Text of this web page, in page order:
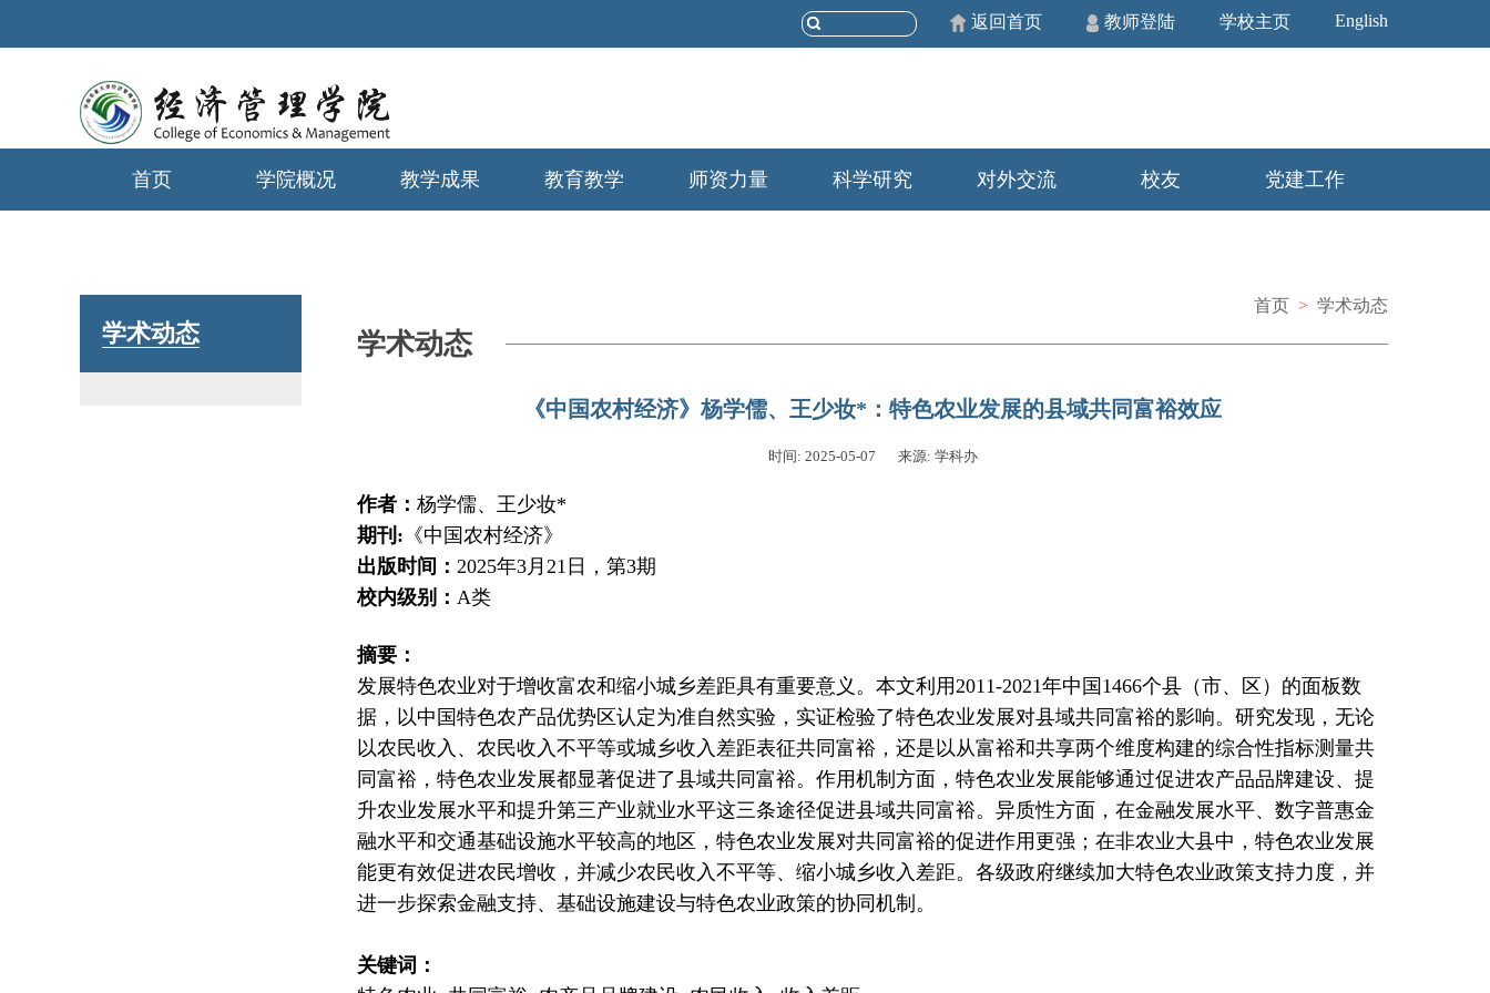
English
学校主页
教师登陆
返回首页
首页 学院概况 教学成果 教育教学 师资力量 科学研究 对外交流 校友 党建工作
学术动态
首页 > 学术动态
学术动态
《中国农村经济》杨学儒、王少妆*：特色农业发展的县域共同富裕效应
时间: 2025-05-07 来源: 学科办
作者： 杨学儒、王少妆*
期刊: 《中国农村经济》
出版时间： 2025年3月21日，第3期
校内级别： A类
摘要：
发展特色农业对于增收富农和缩小城乡差距具有重要意义。本文利用2011-2021年中国1466个县（市、区）的面板数
据，以中国特色农产品优势区认定为准自然实验，实证检验了特色农业发展对县域共同富裕的影响。研究发现，无论
以农民收入、农民收入不平等或城乡收入差距表征共同富裕，还是以从富裕和共享两个维度构建的综合性指标测量共
同富裕，特色农业发展都显著促进了县域共同富裕。作用机制方面，特色农业发展能够通过促进农产品品牌建设、提
升农业发展水平和提升第三产业就业水平这三条途径促进县域共同富裕。异质性方面，在金融发展水平、数字普惠金
融水平和交通基础设施水平较高的地区，特色农业发展对共同富裕的促进作用更强；在非农业大县中，特色农业发展
能更有效促进农民增收，并减少农民收入不平等、缩小城乡收入差距。各级政府继续加大特色农业政策支持力度，并
进一步探索金融支持、基础设施建设与特色农业政策的协同机制。
关键词：